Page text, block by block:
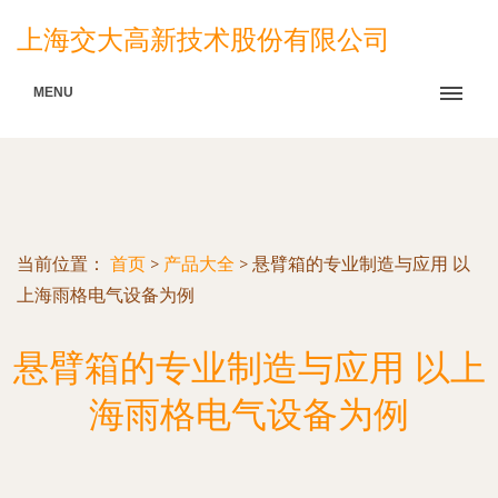
上海交大高新技术股份有限公司
MENU
当前位置： 首页 > 产品大全 > 悬臂箱的专业制造与应用 以
上海雨格电气设备为例
悬臂箱的专业制造与应用 以上
海雨格电气设备为例